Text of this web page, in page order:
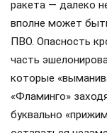
ракета — далеко
вполне может
ПВО. Опасность
часть
которые
«Фламинго»
буквально